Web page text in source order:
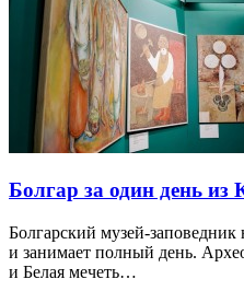
Болгар за один день из
Болгарский музей-заповедник
и занимает полный день.
и Белая мечеть…